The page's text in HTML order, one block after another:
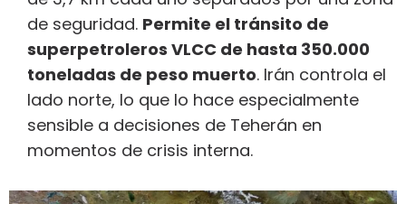
de seguridad. Permite el tránsito de
superpetroleros VLCC de hasta 350.000
toneladas de peso muerto. Irán controla el
lado norte, lo que lo hace especialmente
sensible a decisiones de Teherán en
momentos de crisis interna.